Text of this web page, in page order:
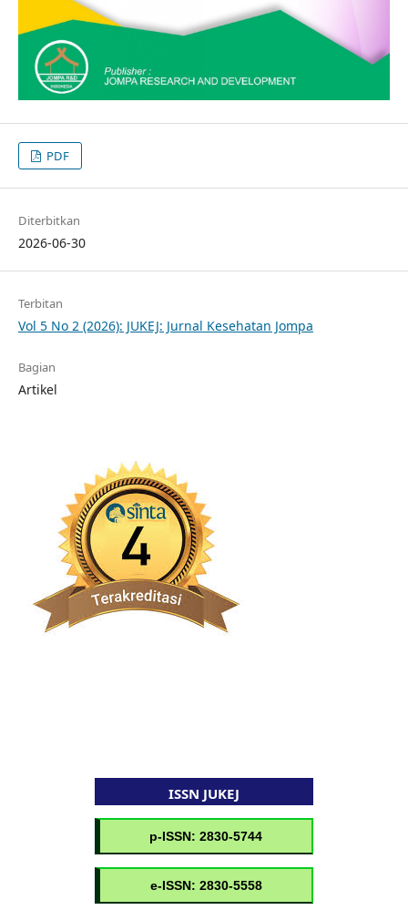
PDF
Diterbitkan
2026-06-30
Terbitan
Vol 5 No 2 (2026): JUKEJ: Jurnal Kesehatan Jompa
Bagian
Artikel
ISSN JUKEJ